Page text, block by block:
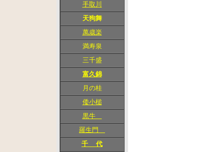
手取川
天狗舞
萬歳楽
満寿泉
三千盛
富久錦
月の桂
倭小槌
黒牛
羅生門
千 代